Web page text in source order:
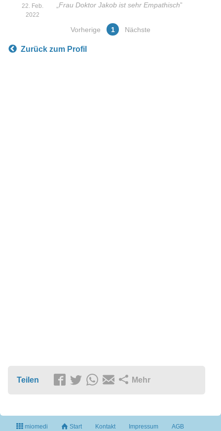
22. Feb.
2022
Frau Doktor Jakob ist sehr Empathisch”
Vorherige 1 Nächste
Zurück zum Profil
Teilen Mehr
miomedi Start Kontakt Impressum AGB